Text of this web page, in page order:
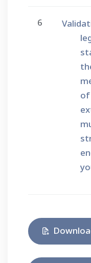
6
of